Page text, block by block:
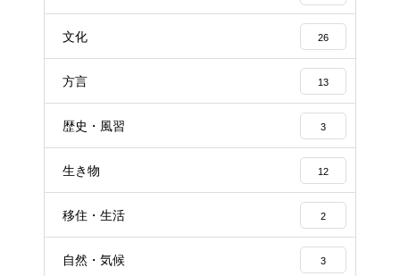
文化 26
方言 13
歴史・風習 3
生き物 12
移住・生活 2
自然・気候 3